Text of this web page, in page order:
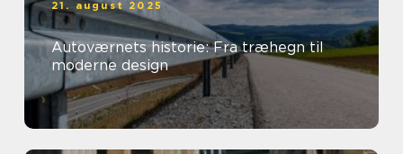
21. august 2025
Autoværnets historie: Fra træhegn til
moderne design